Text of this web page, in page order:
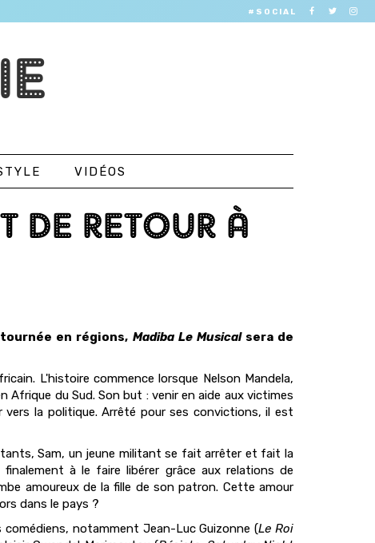
#SOCIAL
VIDÉOS
DE RETOUR À
en régions, Madiba Le Musicalsera de
L'histoire commence lorsque Nelson Mandela,
du Sud. Son but : venir en aide aux victimes
vers la politique. Arrêté pour ses convictions, il est
Sam, un jeune militant se fait arrêter et fait la
à le faire libérer grâce aux relations de
amoureux de la fille de son patron. Cette amour
dans le pays ?
notamment Jean-Luc Guizonne (Le Roi